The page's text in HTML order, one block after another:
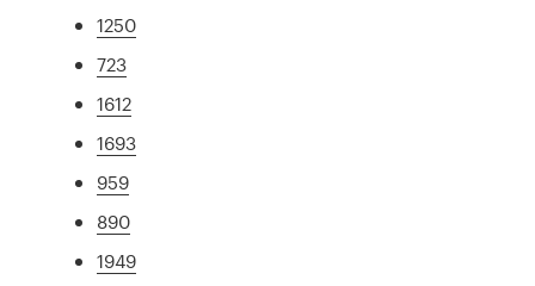
1250
723
1612
1693
959
890
1949